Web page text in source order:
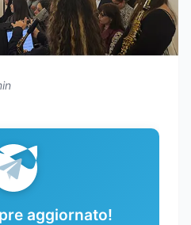
aggiornato!